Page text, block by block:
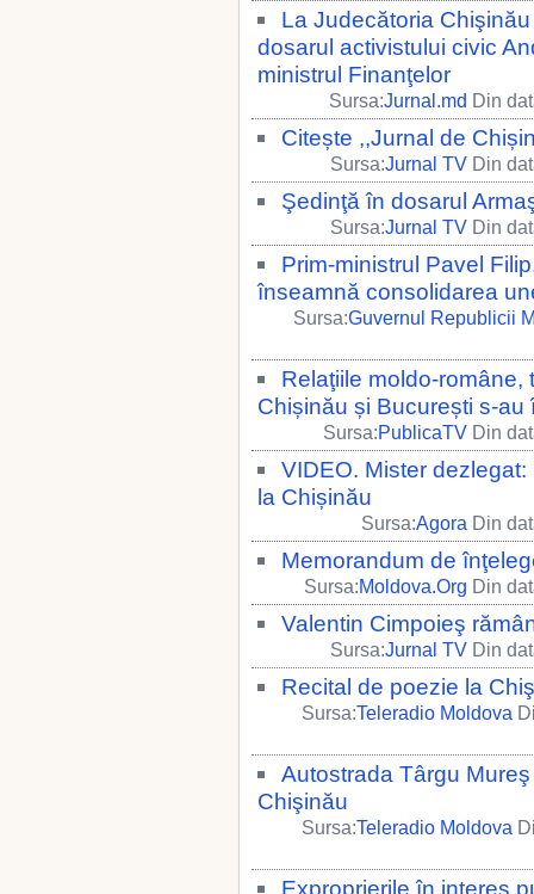
La Judecătoria
dosarul activistului civic
ministrul Finanţelor
Sursa:Jurnal.md Din
Citește ,,Jurnal de
Sursa:Jurnal TV Din
Şedinţă în dosarul
Sursa:Jurnal TV Din
Prim-ministrul Pavel
înseamnă consolidarea
Sursa:Guvernul Republicii
Relaţiile moldo-
Chișinău și București s-
Sursa:PublicaTV Din
VIDEO. Mister
la Chișinău
Sursa:Agora Din
Memorandum de
Sursa:Moldova.Org Din
Valentin Cimpoieş
Sursa:Jurnal TV Din
Recital de poezie la
Sursa:Teleradio Moldova
Autostrada Târgu
Chişinău
Sursa:Teleradio Moldova
Exproprierile în interes